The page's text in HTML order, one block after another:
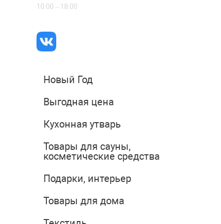
10:00 – 18:00
Новый Год
Выгодная цена
Кухонная утварь
Товары для сауны,
косметические средства
Подарки, интерьер
Товары для дома